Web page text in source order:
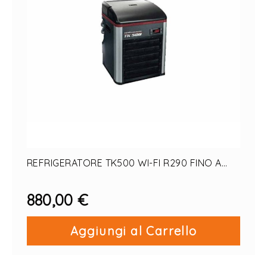
REFRIGERATORE TK500 WI-FI R290 FINO A
880,00 €
Aggiungi al Carrello